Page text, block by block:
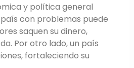
y política general
con problemas puede
saquen su dinero,
Por otro lado, un país
fortaleciendo su